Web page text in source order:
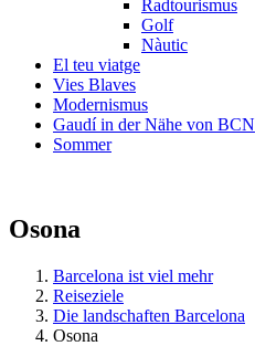
Radtourismus
Golf
Nàutic
El teu viatge
Vies Blaves
Modernismus
Gaudí in der Nähe von BCN
Sommer
Osona
Barcelona ist viel mehr
Reiseziele
Die landschaften Barcelona
Osona